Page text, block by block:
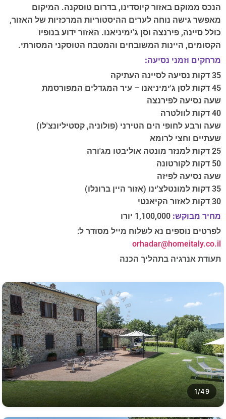
הנכס ממוקם באזור קיוסדינו, בדרום טוסקנה. המיקום
מאפשר גישה נוחה לערים ההיסטוריות המרכזיות של האזור,
כולל סיינה, פירנצה וסן ג'ימיניאנו. האזור ידוע בנופיו
הקסומים, היינות המשובחים והמטבח הטוסקני המסורתי.
מרחקים וזמני נסיעה:
35 דקות נסיעה לסיינה העתיקה
45 דקות לסן ג'ימיניאנו – עיר המגדלים המפורסמת
שעה נסיעה לפירנצה
40 דקות לוולטרה
שעה ורבע לחופי הים הטירני (פולוניה, קסטיליונצ'לו)
שעתיים וחצי לרומא
25 דקות למנזר מונטה אוליבטו מג'ורה
50 דקות לקורטונה
שעה נסיעה לפיזה
35 דקות למונטלצ'ינו (אזור היין ברונלו)
30 דקות לאזור הקיאנטי
מחיר מבוקש: 1,100,000 יורו
לפרטים נוספים נא לשלוח מייל מסודר ל:
orhadar@homeitaly.co.il
תעודת אנרגיה בתהליך הכנה
1/49